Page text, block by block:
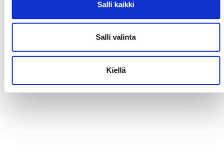
Salli kaikki
Salli valinta
Kiellä